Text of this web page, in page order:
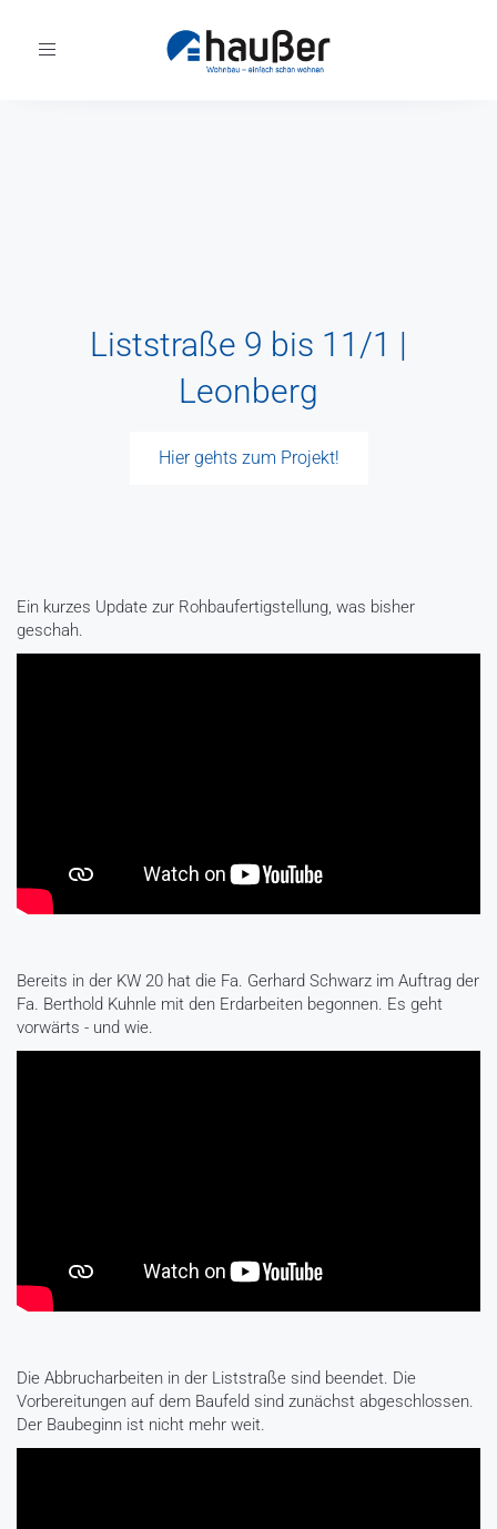
Toggle
Liststraße 9 bis 11/1 |
Leonberg
Hier gehts zum Projekt!
Ein kurzes Update zur Rohbaufertigstellung, was bisher
geschah.
Bereits in der KW 20 hat die Fa. Gerhard Schwarz im Auftrag der
Fa. Berthold Kuhnle mit den Erdarbeiten begonnen. Es geht
vorwärts - und wie.
Die Abbrucharbeiten in der Liststraße sind beendet. Die
Vorbereitungen auf dem Baufeld sind zunächst abgeschlossen.
Der Baubeginn ist nicht mehr weit.